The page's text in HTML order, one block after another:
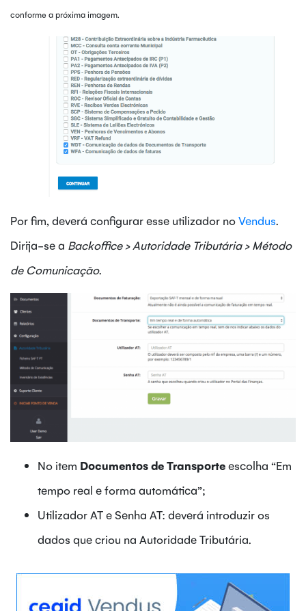
conforme a próxima imagem.
Por fim, deverá configurar esse utilizador noVendus.
Dirija-se a Backoffice > Autoridade Tributária > Método
de Comunicação.
No item Documentos de Transporteescolha “Em
tempo real e forma automática”;
Utilizador AT e Senha AT: deverá introduzir os
dados que criou na Autoridade Tributária.